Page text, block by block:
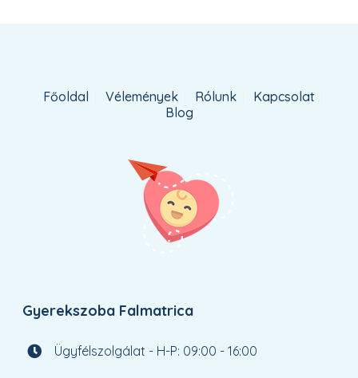
Főoldal Vélemények Rólunk
Kapcsolat
Blog
Gyerekszoba Falmatrica
Ügyfélszolgálat - H-P: 09:00 - 16:00